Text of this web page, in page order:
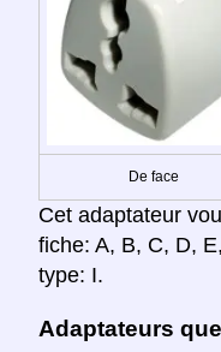
De face
Cet adaptateur
fiche: A, B, C, D,
type: I.
Adaptateurs